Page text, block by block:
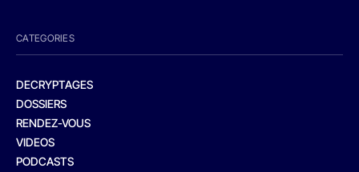
CATEGORIES
DECRYPTAGES
DOSSIERS
RENDEZ-VOUS
VIDEOS
PODCASTS